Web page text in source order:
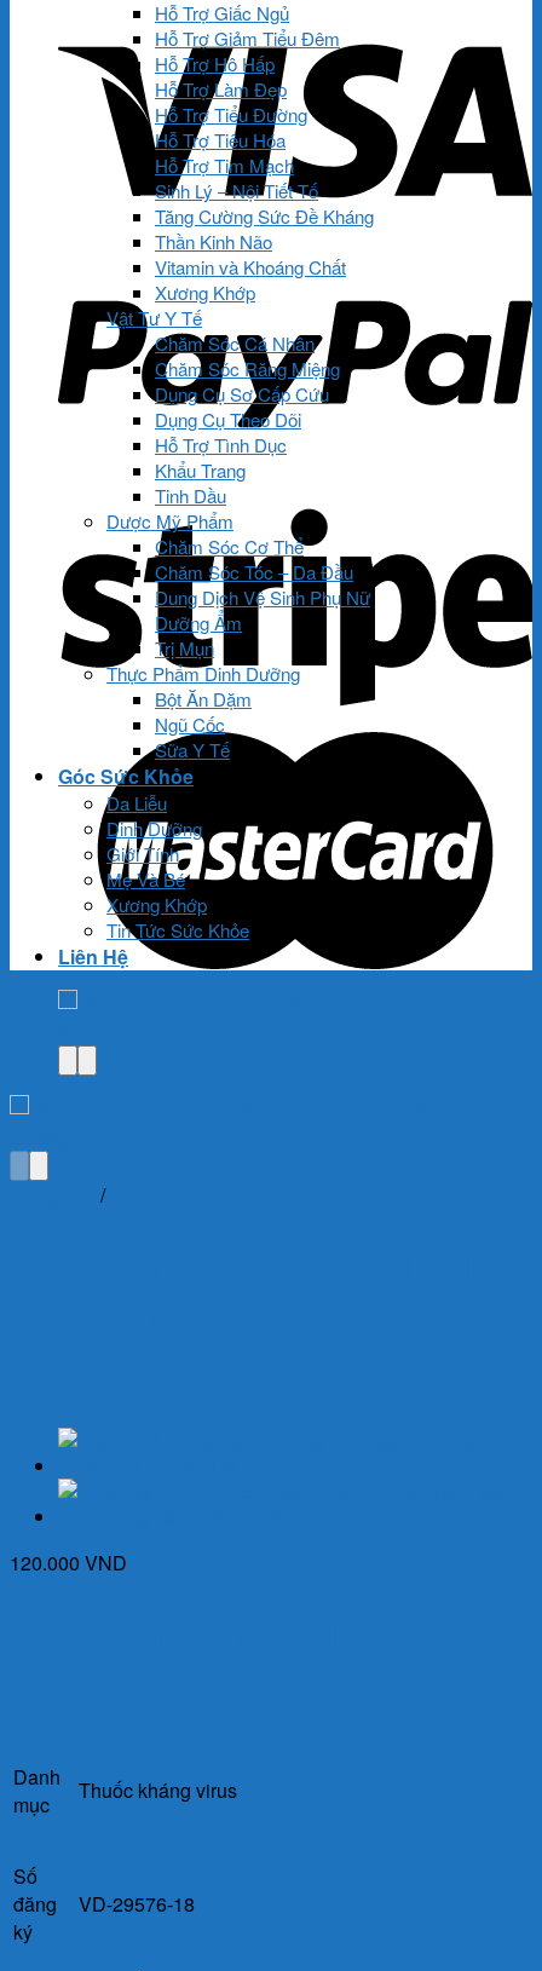
Hỗ Trợ Giấc Ngủ
Hỗ Trợ Giảm Tiểu Đêm
Hỗ Trợ Hô Hấp
Hỗ Trợ Làm Đẹp
Hỗ Trợ Tiểu Đường
Hỗ Trợ Tiêu Hóa
Hỗ Trợ Tim Mạch
Sinh Lý – Nội Tiết Tố
Tăng Cường Sức Đề Kháng
Thần Kinh Não
Vitamin và Khoáng Chất
Xương Khớp
Vật Tư Y Tế
Chăm Sóc Cá Nhân
Chăm Sóc Răng Miệng
Dụng Cụ Sơ Cấp Cứu
Dụng Cụ Theo Dõi
Hỗ Trợ Tình Dục
Khẩu Trang
Tinh Dầu
Dược Mỹ Phẩm
Chăm Sóc Cơ Thể
Chăm Sóc Tóc – Da Đầu
Dung Dịch Vệ Sinh Phụ Nữ
Dưỡng Ẩm
Trị Mụn
Thực Phẩm Dinh Dưỡng
Bột Ăn Dặm
Ngũ Cốc
Sữa Y Tế
Góc Sức Khỏe
Da Liễu
Dinh Dưỡng
Giới Tính
Mẹ Và Bé
Xương Khớp
Tin Tức Sức Khỏe
Liên Hệ
/
120.000 VND
Danh
mục
Thuốc kháng virus
Số
đăng
ký
VD-29576-18